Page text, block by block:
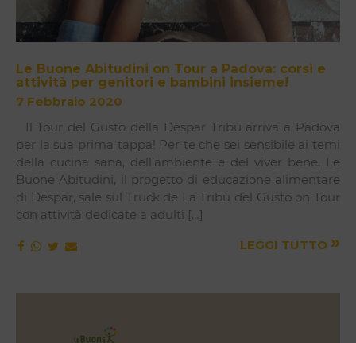
Le Buone Abitudini on Tour a Padova: corsi e
attività per genitori e bambini insieme!
7 Febbraio 2020
Il Tour del Gusto della Despar Tribù arriva a Padova
per la sua prima tappa! Per te che sei sensibile ai temi
della cucina sana, dell’ambiente e del viver bene, Le
Buone Abitudini, il progetto di educazione alimentare
di Despar, sale sul Truck de La Tribù del Gusto on Tour
con attività dedicate a adulti […]
LEGGI TUTTO »